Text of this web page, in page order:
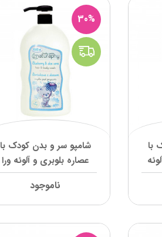
با
30%
شامپو سر و بدن کودک با
عصاره بلوبری و آلوئه ورا
ناتروفی
ناموجود